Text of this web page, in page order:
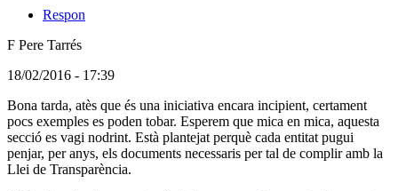
Respon
F Pere Tarrés
(Usuari
18/02/2016 - 17:39
Comentari
en
resposta
al
comentari:
Bona tarda, atès que és una iniciativa encara incipient, certament
pocs exemples es poden tobar. Esperem que mica en mica, aquesta
secció es vagi nodrint. Està plantejat perquè cada entitat pugui
penjar, per anys, els documents necessaris per tal de complir amb la
Llei de Transparència.